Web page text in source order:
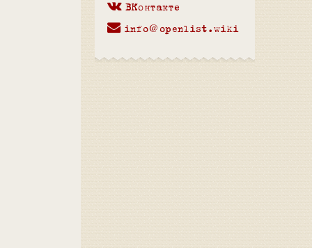
ВКонтакте
info@openlist.wiki